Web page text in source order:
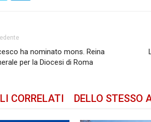
ha nominato mons. Reina
per la Diocesi di Roma
CORRELATI DELLO STESSO